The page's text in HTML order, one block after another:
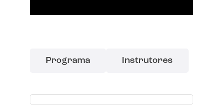
Programa Instrutores